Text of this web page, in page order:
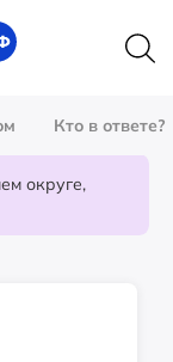
Кто в ответе?
округе,